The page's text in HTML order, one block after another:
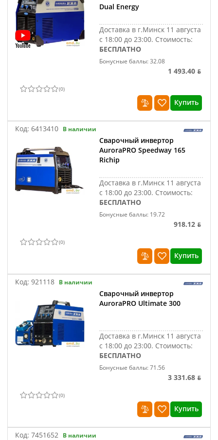
Dual Energy
Доставка в г.Минск 11 августа
с 18:00 до 23:00. Стоимость:
БЕСПЛАТНО
Бонусные баллы: 32.08
1 493.40 ƃ
(0)
Купить
Код: 6413410 В наличии
Сварочный инвертор
AuroraPRO Speedway 165
Richip
Доставка в г.Минск 11 августа
с 18:00 до 23:00. Стоимость:
БЕСПЛАТНО
Бонусные баллы: 19.72
918.12 ƃ
(0)
Купить
Код: 921118 В наличии
Сварочный инвертор
AuroraPRO Ultimate 300
Доставка в г.Минск 11 августа
с 18:00 до 23:00. Стоимость:
БЕСПЛАТНО
Бонусные баллы: 71.56
3 331.68 ƃ
(0)
Купить
Код: 7451652 В наличии